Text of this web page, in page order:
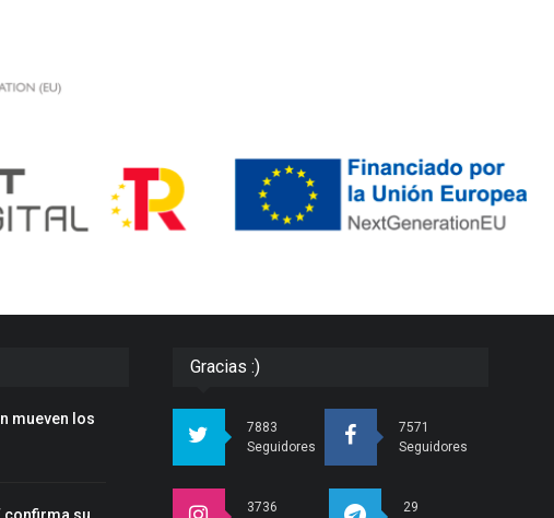
mueven los
confirma su
Gracias :)
7883
Seguidores
7571
Seguidores
3736 29